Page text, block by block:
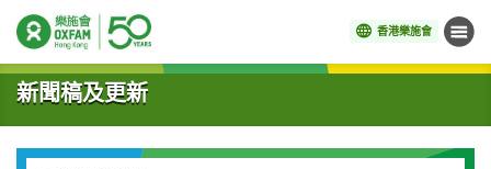
香港樂施會 目錄
開始主要內容
新聞稿及更新